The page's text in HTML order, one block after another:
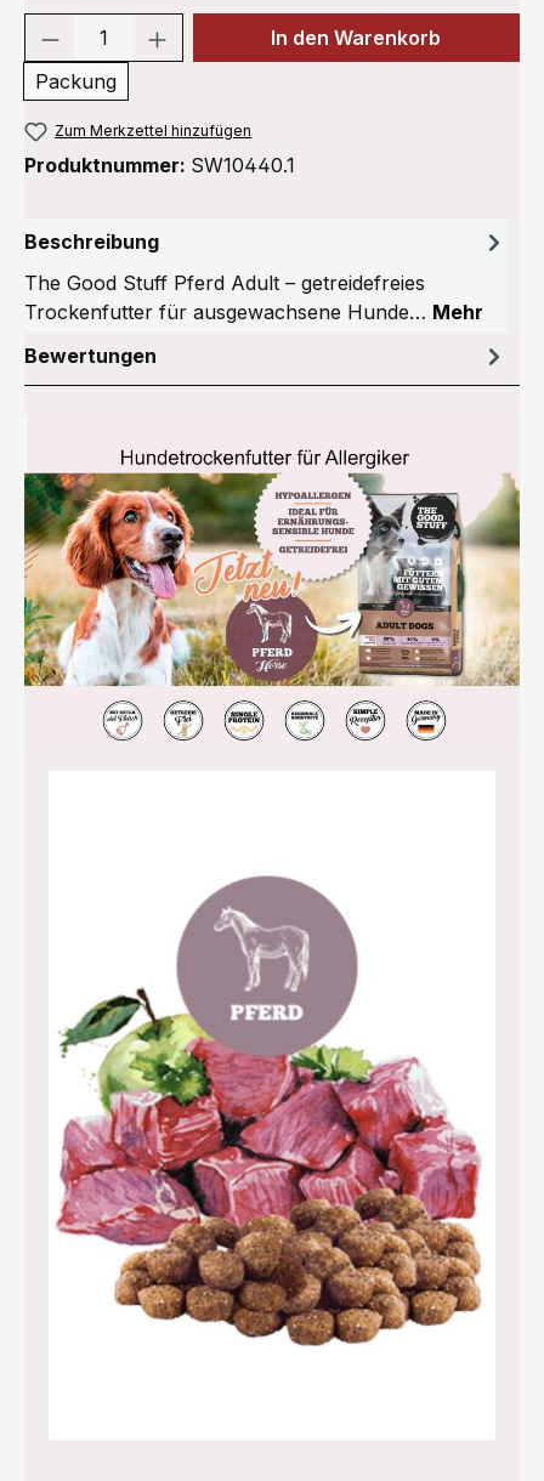
Produkt Anzahl: Gib den
Packung
In den Warenkorb
Zum Merkzettel hinzufügen
Produktnummer: SW10440.1
Beschreibung
The Good Stuff Pferd Adult – getreidefreies
Trockenfutter für ausgewachsene Hunde… Mehr
Bewertungen